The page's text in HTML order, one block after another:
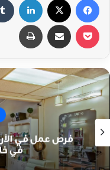
‫Pocket مشاركة عبر البريد طباعة
فرص عمل في
في